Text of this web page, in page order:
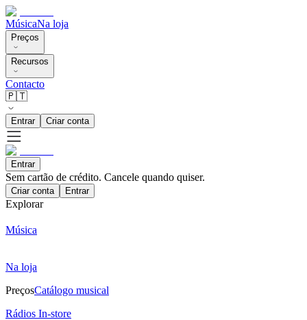
MúsicaNa loja
Preços
Recursos
Contacto
🇵🇹
Entrar Criar conta
Entrar
Sem cartão de crédito. Cancele quando quiser.
Criar conta Entrar
Explorar
Música
Na loja
PreçosCatálogo musical
Rádios In-store